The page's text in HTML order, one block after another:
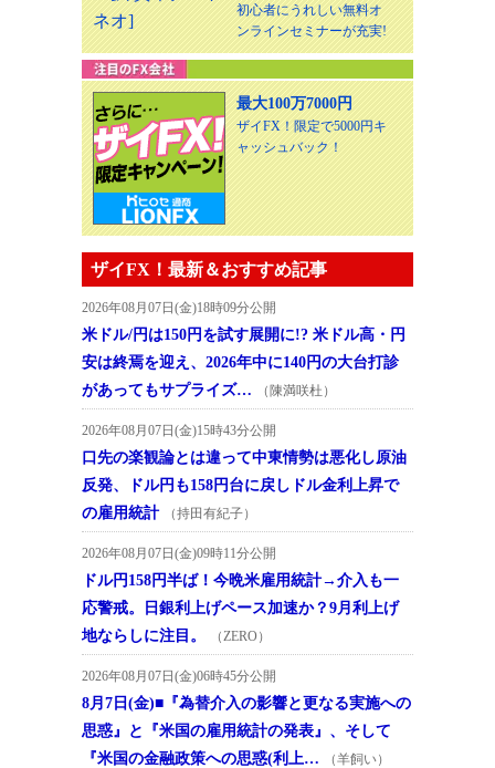
初心者にうれしい無料オ
ンラインセミナーが充実!
最大100万7000円
ザイFX！限定で5000円キ
ャッシュバック！
ザイFX！最新＆おすすめ記事
2026年08月07日(金)18時09分公開
米ドル/円は150円を試す展開に!? 米ドル高・円
安は終焉を迎え、2026年中に140円の大台打診
があってもサプライズ…
（陳満咲杜）
2026年08月07日(金)15時43分公開
口先の楽観論とは違って中東情勢は悪化し原油
反発、ドル円も158円台に戻しドル金利上昇で
の雇用統計
（持田有紀子）
2026年08月07日(金)09時11分公開
ドル円158円半ば！今晩米雇用統計→介入も一
応警戒。日銀利上げペース加速か？9月利上げ
地ならしに注目。
（ZERO）
2026年08月07日(金)06時45分公開
8月7日(金)■『為替介入の影響と更なる実施への
思惑』と『米国の雇用統計の発表』、そして
『米国の金融政策への思惑(利上…
（羊飼い）